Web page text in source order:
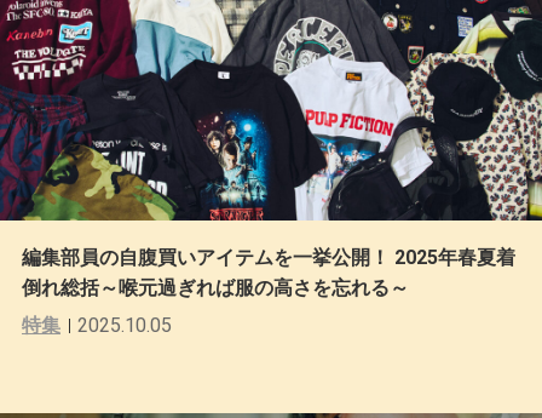
編集部員の自腹買いアイテムを一挙公開！ 2025年春夏着
倒れ総括～喉元過ぎれば服の高さを忘れる～
特集
2025.10.05